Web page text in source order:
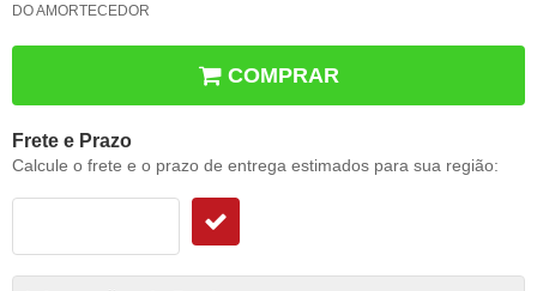
DO AMORTECEDOR
COMPRAR
Frete e Prazo
Calcule o frete e o prazo de entrega estimados para sua região: